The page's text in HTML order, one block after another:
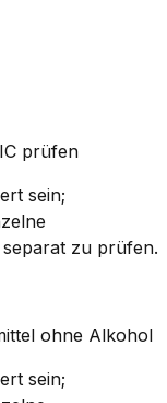
prüfen
sein;
zu prüfen.
ohne Alkohol
sein;